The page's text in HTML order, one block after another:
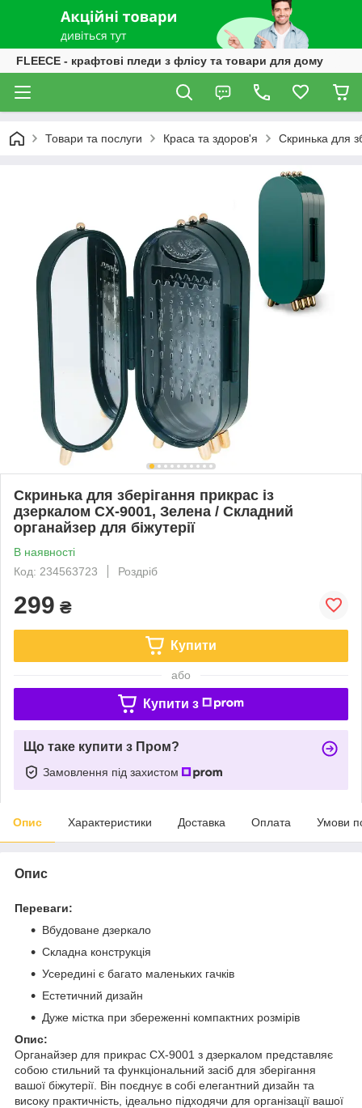
FLEECE - крафтові пледи з флісу та товари для дому
Товари та послуги Краса та здоров'я Скринька для
Скринька для зберігання прикрас із
дзеркалом CX-9001, Зелена / Складний
органайзер для біжутерії
В наявності
Код: 234563723
Роздріб
299 ₴
Купити
або
Купити з
Що таке купити з Пром?
Замовлення під захистом
Опис Характеристики Доставка Оплата Умови
Опис
Переваги:
Вбудоване дзеркало
Складна конструкція
Усередині є багато маленьких гачків
Естетичний дизайн
Дуже містка при збереженні компактних розмірів
Опис:
Органайзер для прикрас CX-9001 з дзеркалом представляє
собою стильний та функціональний засіб для зберігання
вашої біжутерії. Він поєднує в собі елегантний дизайн та
високу практичність, ідеально підходячи для організації вашої